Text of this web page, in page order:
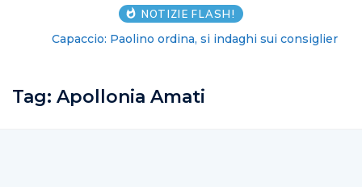
NOTIZIE FLASH!
Capaccio: Paolino ordina, si indaghi sui consiglieri